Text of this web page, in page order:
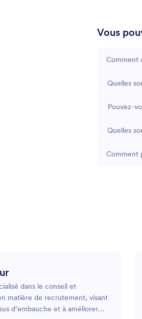
Vous
Comment
Quelles
Pouvez-
Quelles
Comment
dans le conseil et
matière de recrutement, visant
d’embauche et à améliorer